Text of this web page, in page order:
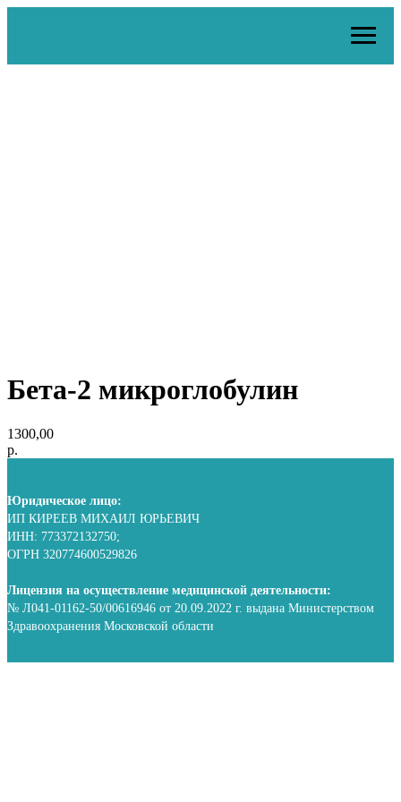
Бета-2 микроглобулин
1300,00
р.
Юридическое лицо:
ИП КИРЕЕВ МИХАИЛ ЮРЬЕВИЧ
ИНН: 773372132750;
ОГРН 320774600529826
Лицензия на осуществление медицинской деятельности:
№ Л041-01162-50/00616946 от 20.09.2022 г. выдана Министерством
Здравоохранения Московской области